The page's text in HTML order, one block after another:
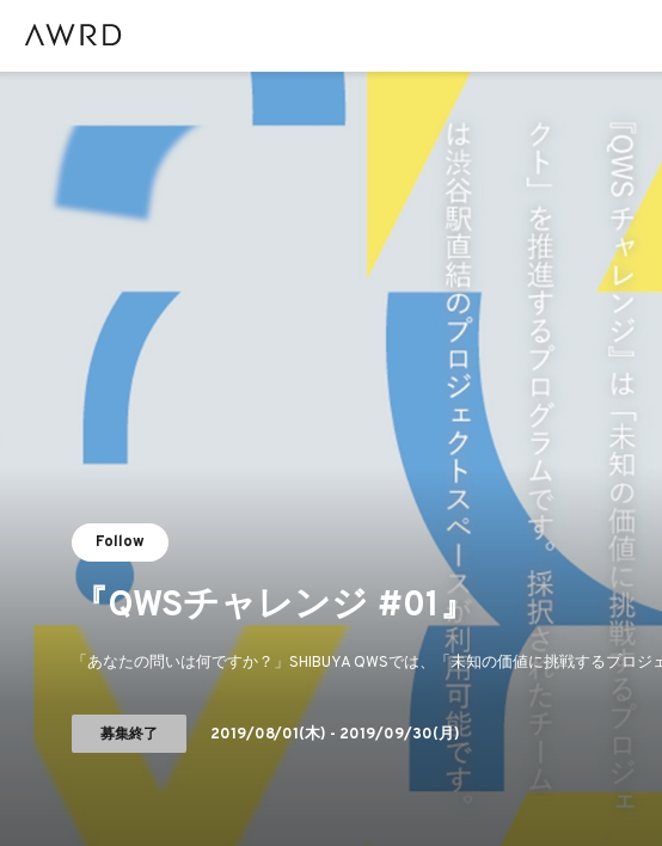
Follow
『QWSチャレンジ #01』
「あなたの問いは何ですか？」SHIBUYA QWSでは、「未知の価値に挑戦するプロジ
募集終了 2019/08/01(木) - 2019/09/30(月)